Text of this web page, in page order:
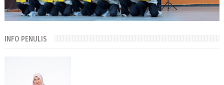
INFO PENULIS